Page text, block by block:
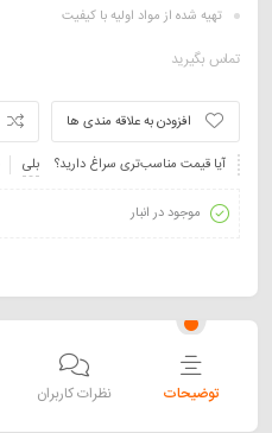
تهیه شده از مواد اولیه با کیفیت
تماس بگیرید
افزودن به علاقه مندی ها
آیا قیمت مناسب‌تری سراغ دارید؟
بلی
موجود در انبار
توضیحات نظرات کاربران